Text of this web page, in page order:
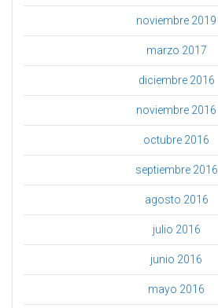
noviembre 2019
marzo 2017
diciembre 2016
noviembre 2016
octubre 2016
septiembre 2016
agosto 2016
julio 2016
junio 2016
mayo 2016